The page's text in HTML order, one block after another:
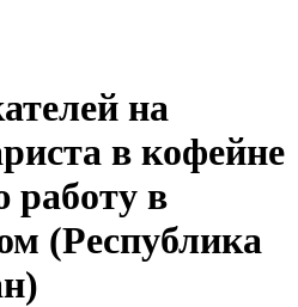
на
в кофейне
работу в
(Республика